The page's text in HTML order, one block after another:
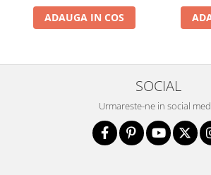
Genti, Rucsacuri, Troller foto
Genti Holster TopLoader
ADAUGA IN COS
SOCIAL
Urmareste-ne in social